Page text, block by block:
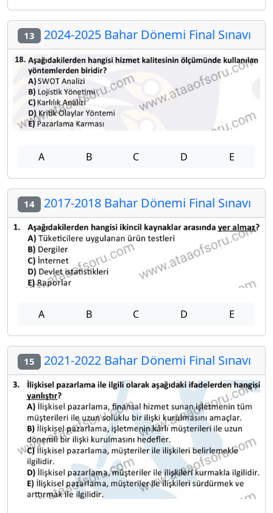
13 2024-2025 Bahar Dönemi Final Sınavı
A B C D E
14 2017-2018 Bahar Dönemi Final Sınavı
A B C D E
15 2021-2022 Bahar Dönemi Final Sınavı